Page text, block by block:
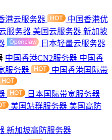
港云服务器
中国香港优
服务器 美国云服务器 新加坡
日本轻量云服务器
中国香港CN2服务器 中国香
服务器
中国香港国际带
日本国际带宽服务器
美国站群服务器 美国高防
新加坡高防服务器